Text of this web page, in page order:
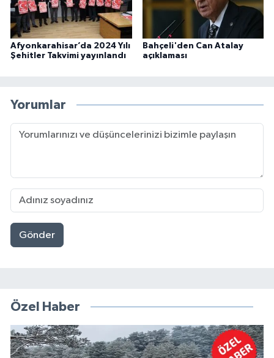
Afyonkarahisar’da 2024 Yılı
Şehitler Takvimi yayınlandı
Bahçeli'den Can Atalay
açıklaması
Yorumlar
Gönder
Özel Haber